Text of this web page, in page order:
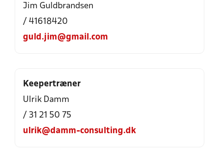
Jim Guldbrandsen
/ 41618420
guld.jim@gmail.com
Keepertræner
Ulrik Damm
/ 31 21 50 75
ulrik@damm-consulting.dk